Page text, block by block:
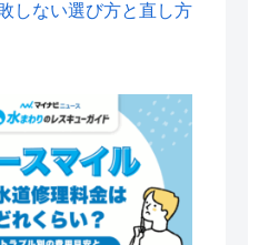
しない選び方と直し方